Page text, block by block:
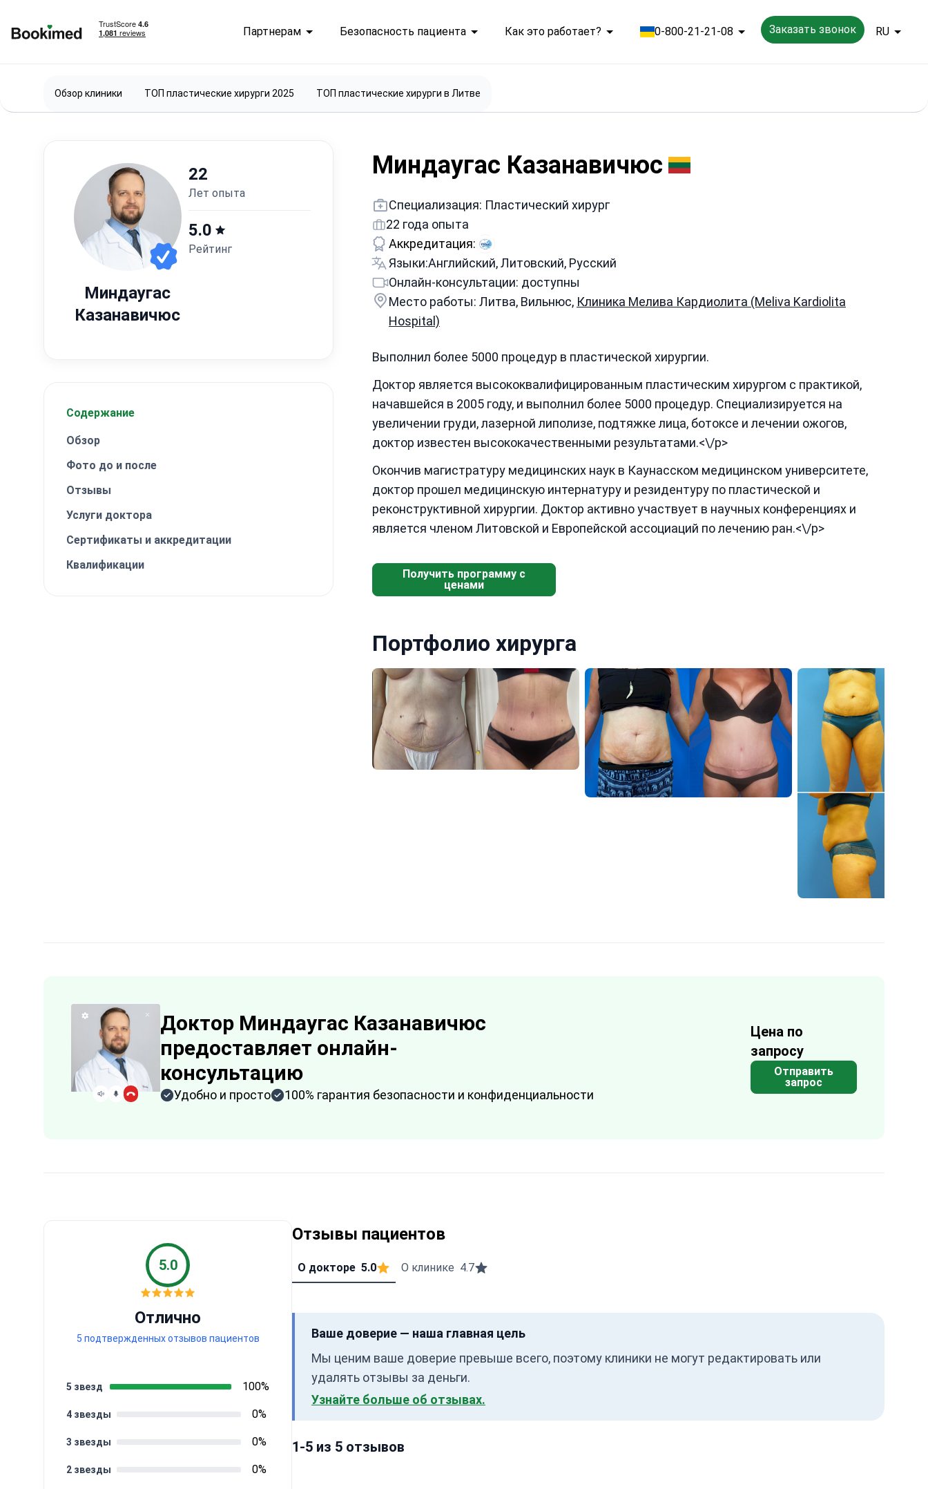
Партнерам Безопасность пациента Как это работает? 0-800-21-21-08 Заказать звонок RU
Обзор клиники ТОП пластические хирурги 2025 ТОП пластические хирурги в Литве
Миндаугас
Казанавичюс
22
лет опыта
5.0
Рейтинг
Содержание
Обзор
Фото до и после
Отзывы
Услуги доктора
Сертификаты и аккредитации
Квалификации
Миндаугас Казанавичюс
Специализация: Пластический хирург
22 года опыта
Аккредитация:
Языки:Английский, Литовский, Русский
Онлайн-консультации: доступны
Место работы: Литва, Вильнюс, Клиника Мелива Кардиолита (Meliva Kardiolita
Hospital)
Выполнил более 5000 процедур в пластической хирургии.
Доктор является высококвалифицированным пластическим хирургом с практикой,
начавшейся в 2005 году, и выполнил более 5000 процедур. Специализируется на
увеличении груди, лазерной липолизе, подтяжке лица, ботоксе и лечении ожогов,
доктор известен высококачественными результатами.<\/p>
Окончив магистратуру медицинских наук в Каунасском медицинском университете,
доктор прошел медицинскую интернатуру и резидентуру по пластической и
реконструктивной хирургии. Доктор активно участвует в научных конференциях и
является членом Литовской и Европейской ассоциаций по лечению ран.<\/p>
Получить программу с
ценами
Портфолио хирурга
Доктор Миндаугас Казанавичюс
предоставляет онлайн-
консультацию
Удобно и просто 100% гарантия безопасности и конфиденциальности
Цена по
запросу
Отправить
запрос
5.0
Отлично
5 подтвержденных отзывов пациентов
2 звезды 0%
3 звезды 0%
4 звезды 0%
5 звезд 100%
Отзывы пациентов
О докторе 5.0 О клинике 4.7
Ваше доверие — наша главная цель
Мы ценим ваше доверие превыше всего, поэтому клиники не могут редактировать или
удалять отзывы за деньги.
Узнайте больше об отзывах.
1-5 из 5 отзывов